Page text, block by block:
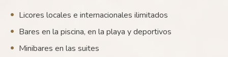
Licores locales e internacionales ilimitados
Bares en la piscina, en la playa y deportivos
Minibares en las suites